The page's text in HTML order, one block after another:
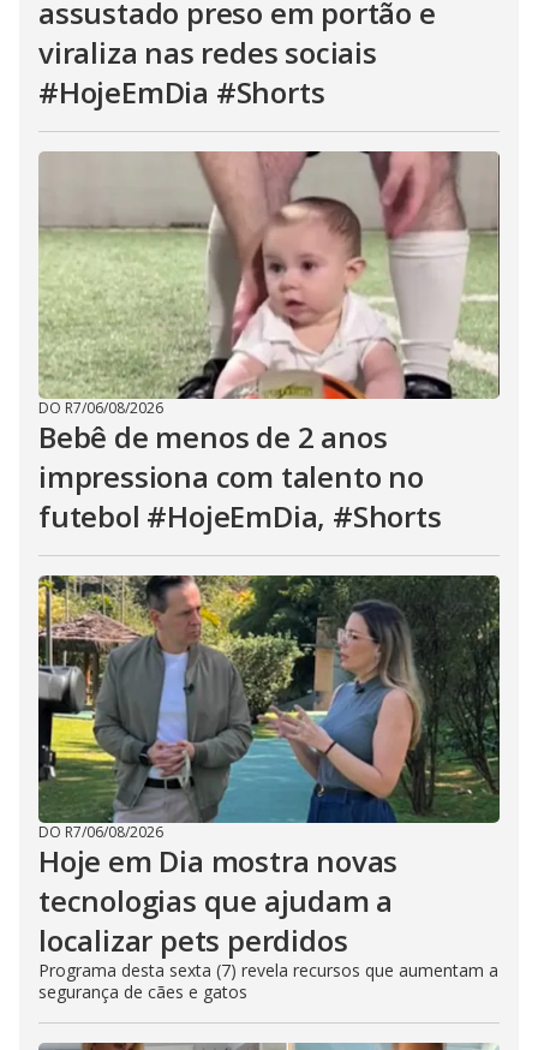
assustado preso em portão e
viraliza nas redes sociais
#HojeEmDia #Shorts
DO R7/06/08/2026
Bebê de menos de 2 anos
impressiona com talento no
futebol #HojeEmDia, #Shorts
DO R7/06/08/2026
Hoje em Dia mostra novas
tecnologias que ajudam a
localizar pets perdidos
Programa desta sexta (7) revela recursos que aumentam a
segurança de cães e gatos